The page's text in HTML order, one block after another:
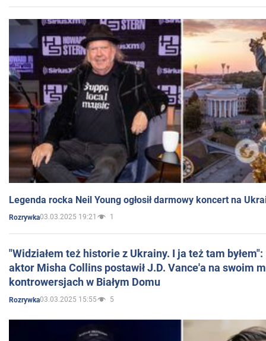
Legenda rocka Neil Young ogłosił darmowy koncert na
Rozrywka03.03.2025 19:21 1
"Widziałem też historie z Ukrainy. I ja też tam
aktor Misha Collins postawił J.D. Vance'a na swoim
kontrowersjach w Białym Domu
Rozrywka03.03.2025 15:55 5